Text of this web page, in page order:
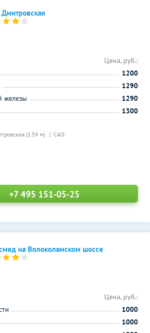
Дмитровская
(139 м) САО
Цена, руб.:
1200
1290
железы
1290
1300
+7 495 151-05-25
на Волоколамском шоссе
Цена, руб.:
1000
1000